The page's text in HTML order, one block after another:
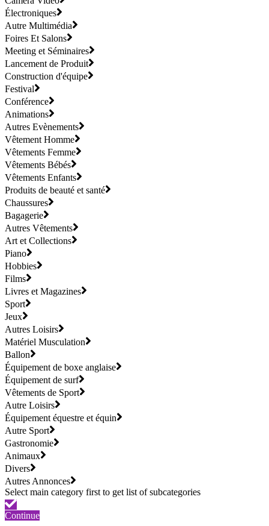
Électroniques
Autre Multimédia
Foires Et Salons
Meeting et Séminaires
Lancement de Produit
Construction d'équipe
Festival
Conférence
Animations
Autres Evènements
Vêtement Homme
Vêtements Femme
Vêtements Bébés
Vêtements Enfants
Produits de beauté et santé
Chaussures
Bagagerie
Autres Vêtements
Art et Collections
Piano
Hobbies
Films
Livres et Magazines
Sport
Jeux
Autres Loisirs
Matériel Musculation
Ballon
Équipement de boxe anglaise
Équipement de surf
Vêtements de Sport
Autre Loisirs
Équipement équestre et équin
Autre Sport
Gastronomie
Animaux
Divers
Autres Annonces
Continue